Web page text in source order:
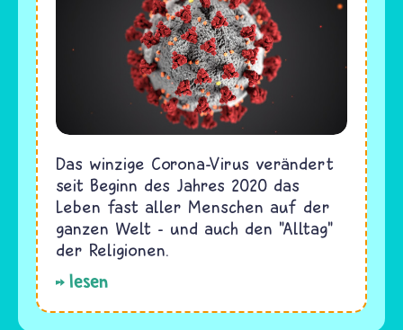
Das winzige Corona-Virus verändert
seit Beginn des Jahres 2020 das
Leben fast aller Menschen auf der
ganzen Welt - und auch den "Alltag"
der Religionen.
lesen